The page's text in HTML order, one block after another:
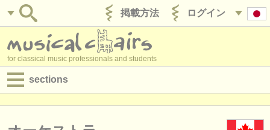
ログイン
掲載方法
for classical music professionals and students
sections
求人情報 (演奏関係の職)